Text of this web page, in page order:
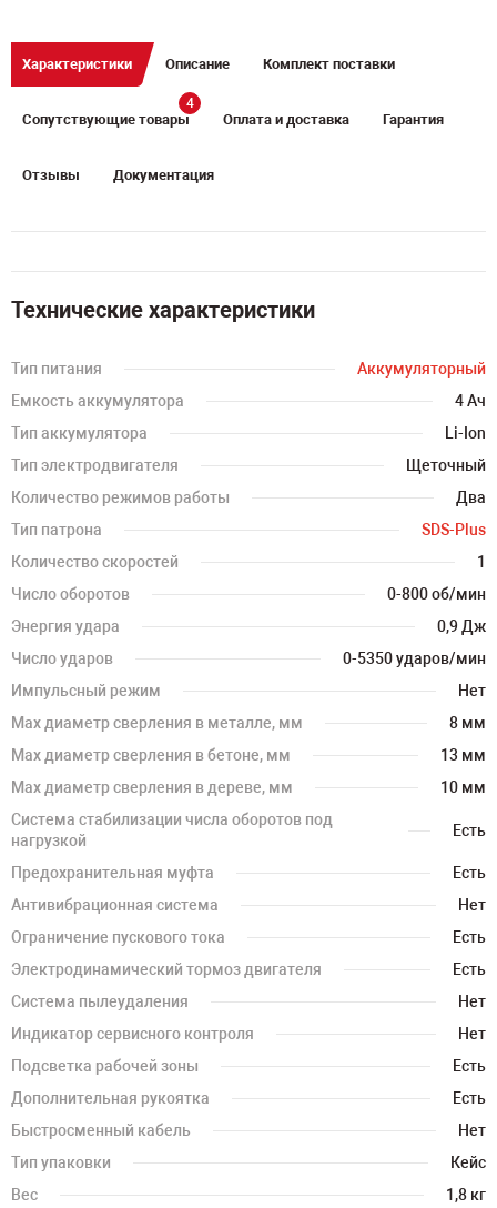
Характеристики Описание Комплект поставки
Сопутствующие товары
4
Оплата и доставка Гарантия
Отзывы Документация
Технические характеристики
Тип питания
Аккумуляторный
Емкость аккумулятора
4 Ач
Тип аккумулятора
Li-Ion
Тип электродвигателя
Щеточный
Количество режимов работы
Два
Тип патрона
SDS-Plus
Количество скоростей
1
Число оборотов
0-800 об/мин
Энергия удара
0,9 Дж
Число ударов
0-5350 ударов/мин
Импульсный режим
Нет
Мах диаметр сверления в металле, мм
8 мм
Мах диаметр сверления в бетоне, мм
13 мм
Мах диаметр сверления в дереве, мм
10 мм
Система стабилизации числа оборотов под
нагрузкой
Есть
Предохранительная муфта
Есть
Антивибрационная система
Нет
Ограничение пускового тока
Есть
Электродинамический тормоз двигателя
Есть
Система пылеудаления
Нет
Индикатор сервисного контроля
Нет
Подсветка рабочей зоны
Есть
Дополнительная рукоятка
Есть
Быстросменный кабель
Нет
Тип упаковки
Кейс
Вес
1,8 кг